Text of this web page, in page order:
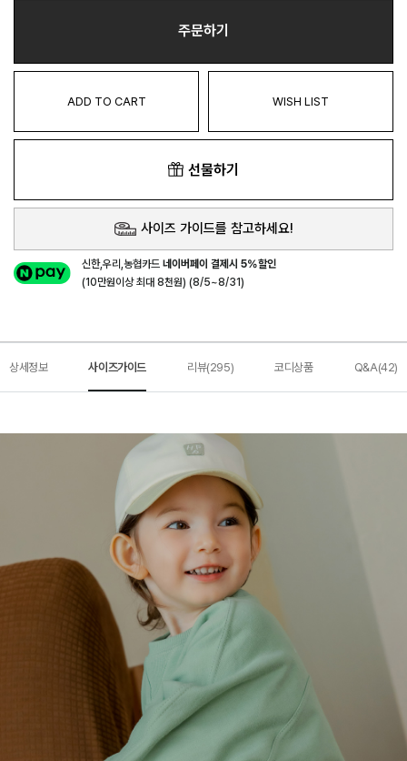
주문하기
ADD TO CART WISH LIST
선물하기
사이즈 가이드를 참고하세요!
신한,우리,농협카드네이버페이 결제시 5%할인
(10만원이상 최대 8천원) (8/5~8/31)
상세정보 사이즈가이드 리뷰(295) 코디상품 Q&A(42)